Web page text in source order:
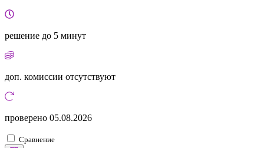
решение до 5 минут
доп. комиссии отсутствуют
проверено 05.08.2026
Сравнение